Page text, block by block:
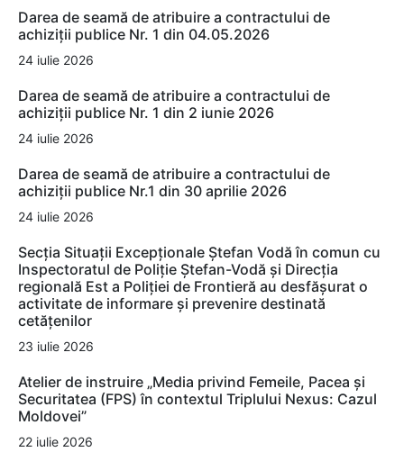
Darea de seamă de atribuire a contractului de
achiziții publice Nr. 1 din 04.05.2026
24 iulie 2026
Darea de seamă de atribuire a contractului de
achiziții publice Nr. 1 din 2 iunie 2026
24 iulie 2026
Darea de seamă de atribuire a contractului de
achiziții publice Nr.1 din 30 aprilie 2026
24 iulie 2026
Secția Situații Excepționale Ștefan Vodă în comun cu
Inspectoratul de Poliție Ștefan-Vodă și Direcția
regională Est a Poliției de Frontieră au desfășurat o
activitate de informare și prevenire destinată
cetățenilor
23 iulie 2026
Atelier de instruire „Media privind Femeile, Pacea și
Securitatea (FPS) în contextul Triplului Nexus: Cazul
Moldovei”
22 iulie 2026